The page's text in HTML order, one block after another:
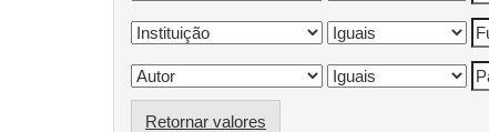
Retornar valores